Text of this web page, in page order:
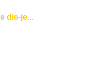
dis-je...